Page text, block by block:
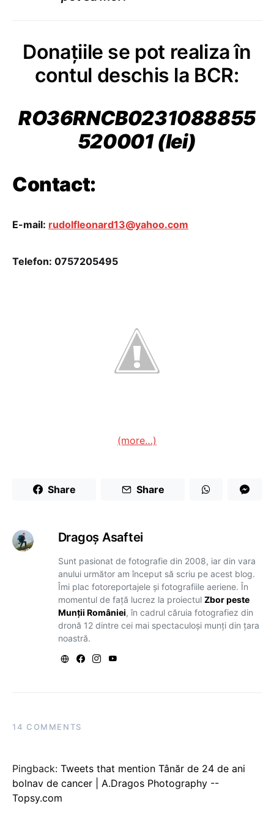
Donaţiile se pot realiza în
contul deschis la BCR:
RO36RNCB0231088855
520001 (lei)
Contact:
E-mail: rudolfleonard13@yahoo.com
Telefon: 0757205495
(more…)
Share Share
Dragoş Asaftei
Sunt pasionat de fotografie din 2008, iar din vara
anului următor am început să scriu pe acest blog.
Îmi plac fotoreportajele și fotografiile aeriene. În
momentul de față lucrez la proiectul Zbor peste
Munții României, în cadrul căruia fotografiez din
dronă 12 dintre cei mai spectaculoși munți din țara
noastră.
14 COMMENTS
Pingback: Tweets that mention Tânăr de 24 de ani
bolnav de cancer | A.Dragos Photography --
Topsy.com